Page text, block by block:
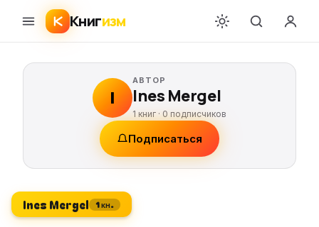
Книгизм
I
АВТОР
Ines Mergel
1 книг · 0 подписчиков
Подписаться
Ines Mergel 1 кн.